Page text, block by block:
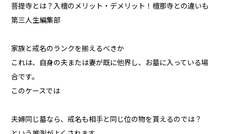
菩提寺とは？入檀のメリット・デメリット！檀那寺との違いも
第三人生編集部
家族と戒名のランクを揃えるべきか
これは、自身の夫または妻が既に他界し、お墓に入っている場
合です。
このケースでは
夫婦同じ墓なら、戒名も相手と同じ位の物を貰えるのでは？